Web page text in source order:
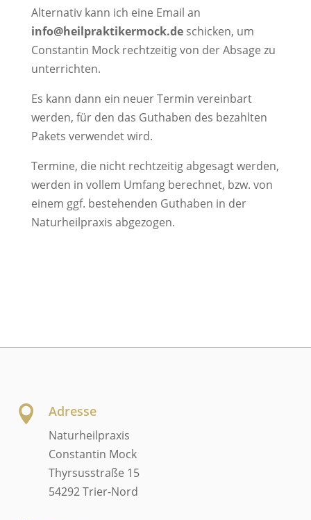
Alternativ kann ich eine Email an
info@heilpraktikermock.deschicken, um
Constantin Mock rechtzeitig von der Absage zu
unterrichten.
Es kann dann ein neuer Termin vereinbart
werden, für den das Guthaben des bezahlten
Pakets verwendet wird.
Termine, die nicht rechtzeitig abgesagt werden,
werden in vollem Umfang berechnet, bzw. von
einem ggf. bestehenden Guthaben in der
Naturheilpraxis abgezogen.
 Adresse
Naturheilpraxis
Constantin Mock
Thyrsusstraße 15
54292 Trier-Nord